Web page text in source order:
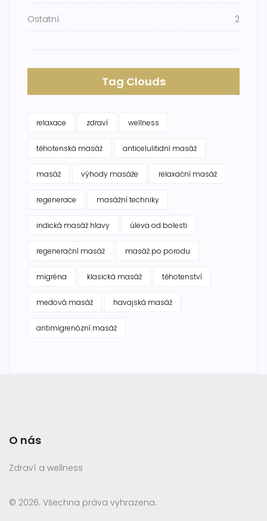
Ostatní 2
Tag Clouds
relaxace zdraví wellness
těhotenská masáž anticelulitidní masáž
masáž výhody masáže relaxační masáž
regenerace masážní techniky
indická masáž hlavy úleva od bolesti
regenerační masáž masáž po porodu
migréna klasická masáž těhotenství
medová masáž havajská masáž
antimigrenózní masáž
O nás
Zdraví a wellness
© 2026. Všechna práva vyhrazena.